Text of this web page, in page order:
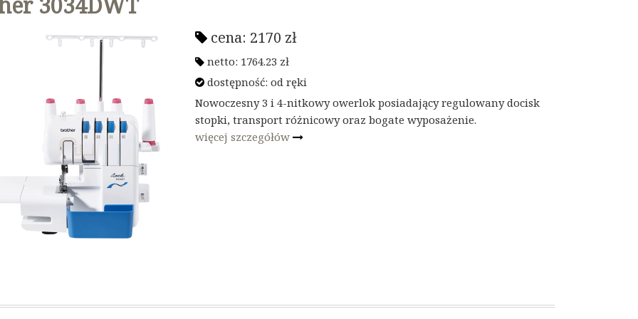
cena: 2170 zł
netto: 1764.23 zł
dostępność: od ręki
Nowoczesny 3 i 4-nitkowy owerlok posiadający regulowany docisk
stopki, transport różnicowy oraz bogate wyposażenie.
więcej szczegółów